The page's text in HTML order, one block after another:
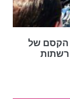
הקסם של
רשתות